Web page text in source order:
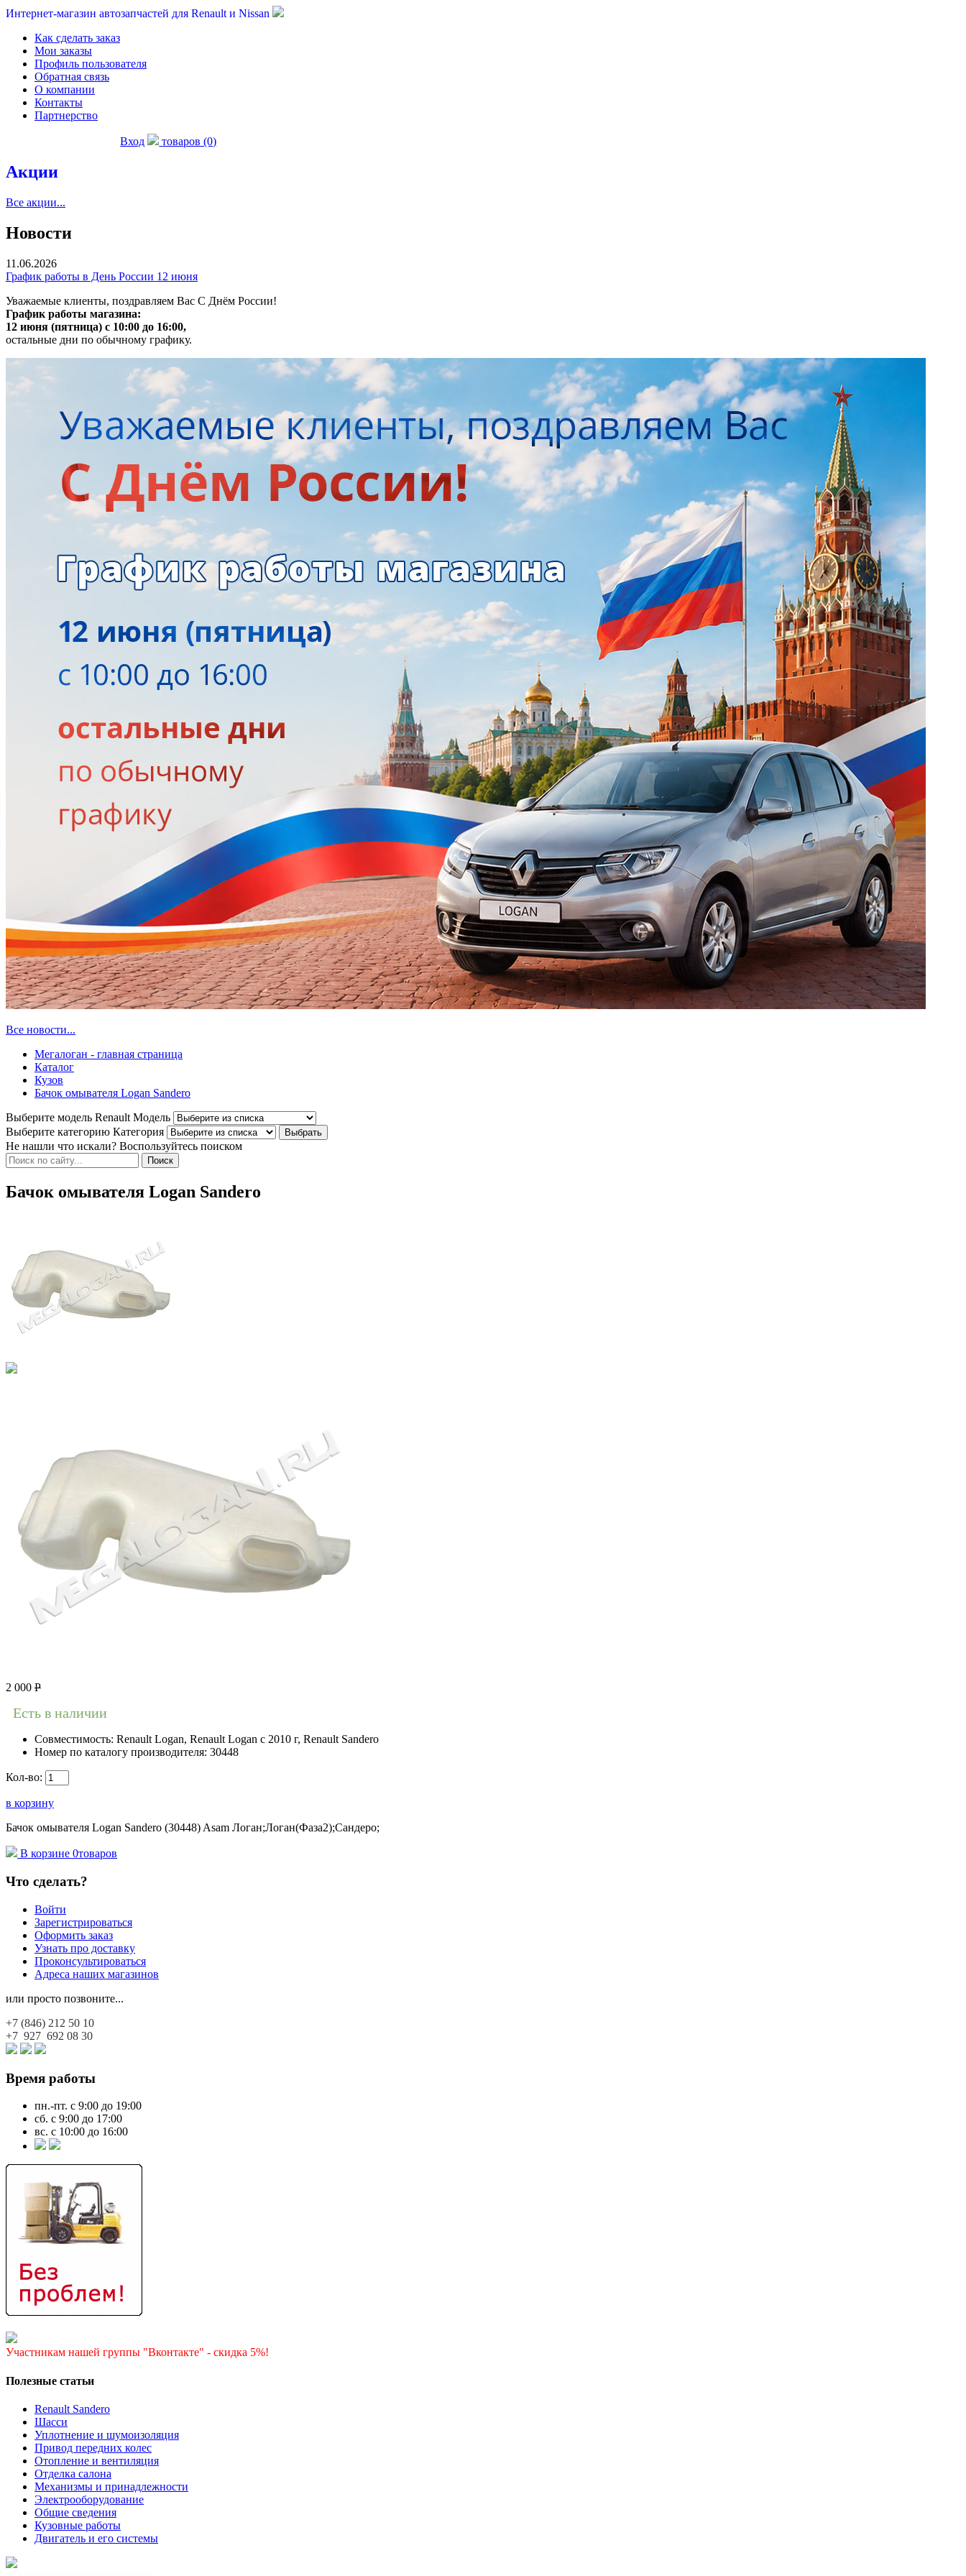
Интернет-магазин автозапчастей для Renault и Nissan
Как сделать заказ
Мои заказы
Профиль пользователя
Обратная связь
О компании
Контакты
Партнерство
Вход товаров (0)
Акции
Все акции...
Новости
11.06.2026
График работы в День России 12 июня
Уважаемые клиенты, поздравляем Вас С Днём России!
График работы магазина:
12 июня (пятница) с 10:00 до 16:00,
остальные дни по обычному графику.
Все новости...
Мегалоган - главная страница
Каталог
Кузов
Бачок омывателя Logan Sandero
Выберите модель Renault Модель
Выберите категорию Категория
Не нашли что искали? Воспользуйтесь поиском
Бачок омывателя Logan Sandero
2 000 Р
Есть в наличии
Совместимость: Renault Logan, Renault Logan c 2010 г, Renault Sandero
Номер по каталогу производителя: 30448
Кол-во:
в корзину
Бачок омывателя Logan Sandero (30448) Asam Логан;Логан(Фаза2);Сандеро;
В корзине 0товаров
Что сделать?
Войти
Зарегистрироваться
Оформить заказ
Узнать про доставку
Проконсультироваться
Адреса наших магазинов
или просто позвоните...
+7 (846) 212 50 10
+7 927 692 08 30
Время работы
пн.-пт. с 9:00 до 19:00
сб. с 9:00 до 17:00
вс. с 10:00 до 16:00
Участникам нашей группы "Вконтакте" - скидка 5%!
Полезные статьи
Renault Sandero
Шасси
Уплотнение и шумоизоляция
Привод передних колес
Отопление и вентиляция
Отделка салона
Механизмы и принадлежности
Электрооборудование
Общие сведения
Кузовные работы
Двигатель и его системы